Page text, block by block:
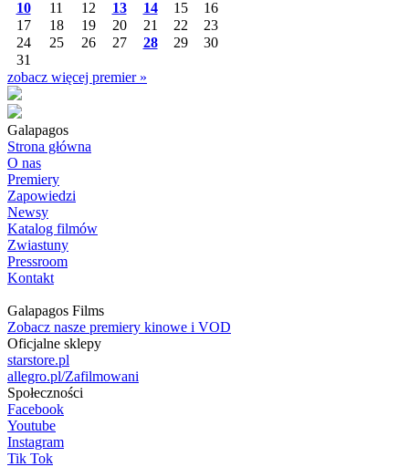
10
11 12 13 14 15
16
17
18 19 20 21 22
23
24
25 26 27 28 29
30
31
zobacz więcej premier »
Galapagos
Strona główna
O nas
Premiery
Zapowiedzi
Newsy
Katalog filmów
Zwiastuny
Pressroom
Kontakt
Galapagos Films
Zobacz nasze premiery kinowe i VOD
Oficjalne sklepy
starstore.pl
allegro.pl/Zafilmowani
Społeczności
Facebook
Youtube
Instagram
Tik Tok